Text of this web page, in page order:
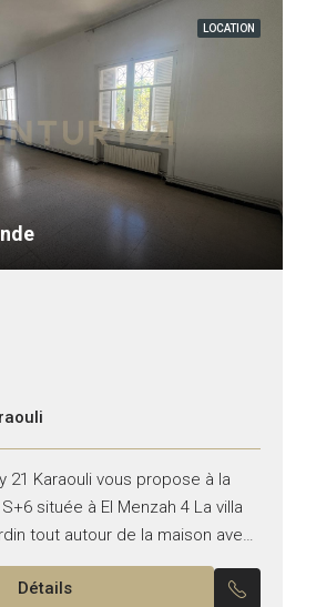
LOCATION
21 Karaouli vous propose à la
située à El Menzah 4 La villa
tout autour de la maison avec
pour...
Détails